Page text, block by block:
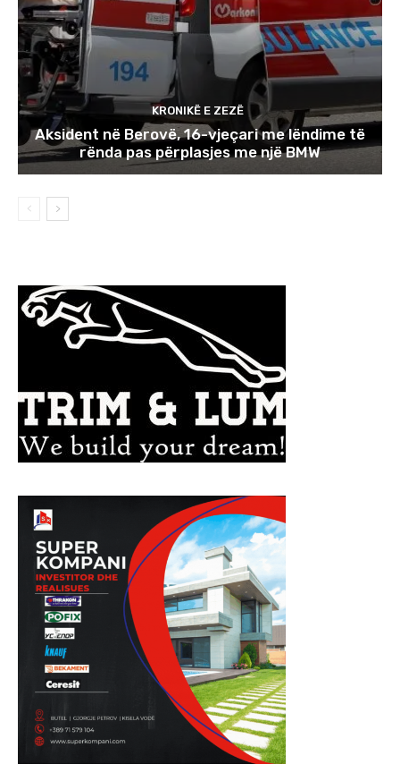
KRONIKË E ZEZË
Aksident në Berovë, 16-vjeçari me lëndime të
rënda pas përplasjes me një BMW